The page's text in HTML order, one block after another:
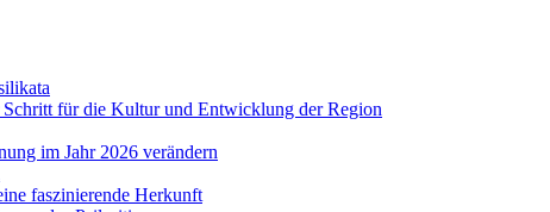
für die Kultur und Entwicklung der Region
im Jahr 2026 verändern
faszinierende Herkunft